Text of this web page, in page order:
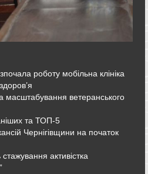
роботу мобільна клініка
масштабування ветеранського
та ТОП-5
Чернігівщини на початок
активістка